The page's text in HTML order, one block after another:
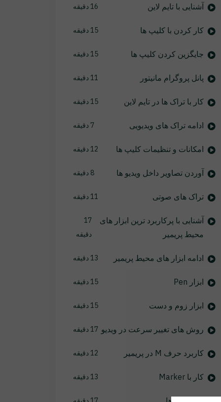
آشنایی با تایم لاین 16 دقیقه
کار کردن با کلیپ ها 15 دقیقه
جایگزین کردن کلیپ ها 15 دقیقه
پانل پروگرام مانیتور 11 دقیقه
کار با تراک ها در تایم لاین 15 دقیقه
ادامه تراک های ویدیویی 7 دقیقه
امکانات و تنظیمات کلیپ ها 12 دقیقه
آوردن تصاویر داخل ویدیو ها 8 دقیقه
تراک های صوتی 11 دقیقه
آشنایی با پرکاربرد ترین ابزار های
محیط پریمیر
17
دقیقه
ادامه ابزار های محیط پریمیر 13 دقیقه
ابزار Pen 15 دقیقه
ابزار زوم و دست 15 دقیقه
روش های تغییر سرعت در ویدیو 17 دقیقه
کاربرد حرف M در پریمیر 12 دقیقه
کار با Marker 13 دقیقه